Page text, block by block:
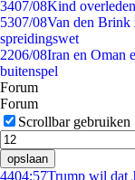
3407/08Kind
5307/08Van den Brink
spreidingswet
2206/08Iran en Oman
buitenspel
Forum
Forum
Scrollbar gebruiken
opslaan
4404:57Trump wil dat